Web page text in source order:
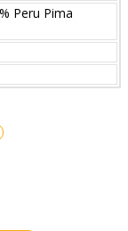
Peru Pima